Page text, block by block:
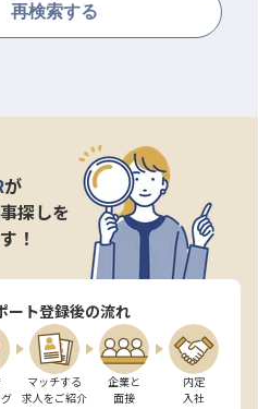
再検索する
が
探しを
！
ート登録後の流れ
マッチする
求人をご紹介
企業と
面接
内定
入社